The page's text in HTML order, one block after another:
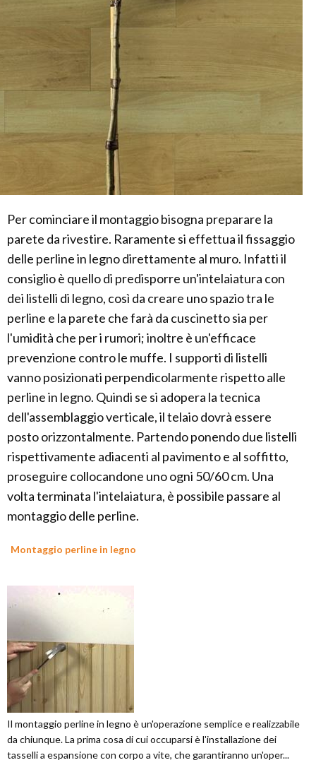
Per cominciare il montaggio bisogna preparare la
parete da rivestire. Raramente si effettua il fissaggio
delle perline in legno direttamente al muro. Infatti il
consiglio è quello di predisporre un'intelaiatura con
dei listelli di legno, così da creare uno spazio tra le
perline e la parete che farà da cuscinetto sia per
l'umidità che per i rumori; inoltre è un'efficace
prevenzione contro le muffe. I supporti di listelli
vanno posizionati perpendicolarmente rispetto alle
perline in legno. Quindi se si adopera la tecnica
dell'assemblaggio verticale, il telaio dovrà essere
posto orizzontalmente. Partendo ponendo due listelli
rispettivamente adiacenti al pavimento e al soffitto,
proseguire collocandone uno ogni 50/60 cm. Una
volta terminata l'intelaiatura, è possibile passare al
montaggio delle perline.
Montaggio perline in legno
Il montaggio perline in legno è un'operazione semplice e realizzabile
da chiunque. La prima cosa di cui occuparsi è l'installazione dei
tasselli a espansione con corpo a vite, che garantiranno un'oper...